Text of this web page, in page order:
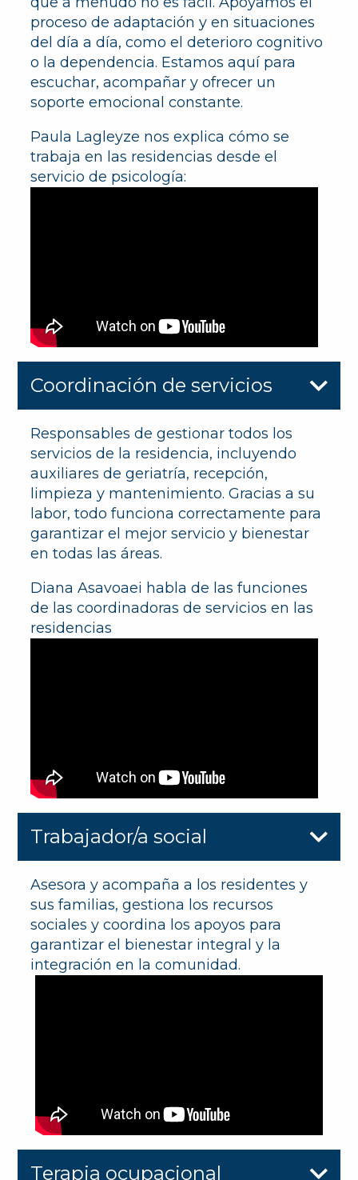
proceso de adaptación y en situaciones
del día a día, como el deterioro cognitivo
o la dependencia. Estamos aquí para
escuchar, acompañar y ofrecer un
soporte emocional constante.
Paula Lagleyze nos explica cómo se
trabaja en las residencias desde el
servicio de psicología:
Coordinación de servicios
Responsables de gestionar todos los
servicios de la residencia, incluyendo
auxiliares de geriatría, recepción,
limpieza y mantenimiento. Gracias a su
labor, todo funciona correctamente para
garantizar el mejor servicio y bienestar
en todas las áreas.
Diana Asavoaei habla de las funciones
de las coordinadoras de servicios en las
residencias
Trabajador/a social
Asesora y acompaña a los residentes y
sus familias, gestiona los recursos
sociales y coordina los apoyos para
garantizar el bienestar integral y la
integración en la comunidad.
Terapia ocupacional